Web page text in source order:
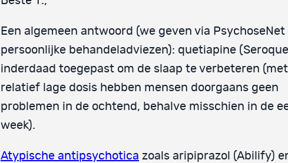
Een algemeen antwoord (we geven via PsychoseNet
persoonlijke behandeladviezen): quetiapine
inderdaad toegepast om de slaap te verbeteren
relatief lage dosis hebben mensen doorgaans geen
problemen in de ochtend, behalve misschien in de
week).
Atypische antipsychotica zoals aripiprazol (Abilify)